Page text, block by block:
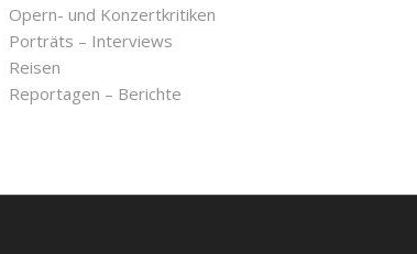
Opern- und Konzertkritiken
Porträts – Interviews
Reisen
Reportagen – Berichte